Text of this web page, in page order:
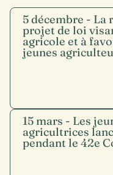
5 décembre - La
projet de loi
agricole et à
jeunes
15 mars - Les
agricultrices
pendant le 42e